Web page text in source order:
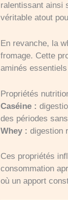
ralentissant ainsi
véritable atout
En revanche, la
fromage. Cette
aminés
Propriétés
Caséine :
des périodes
Whey : digestion
Ces propriétés
consommation
où un apport